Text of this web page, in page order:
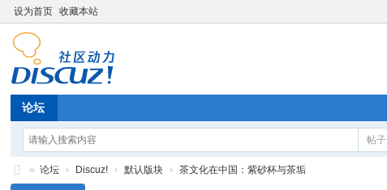
设为首页 收藏本站
论坛
帖子
» 论坛 › Discuz! › 默认版块 › 茶文化在中国：紫砂杯与茶垢